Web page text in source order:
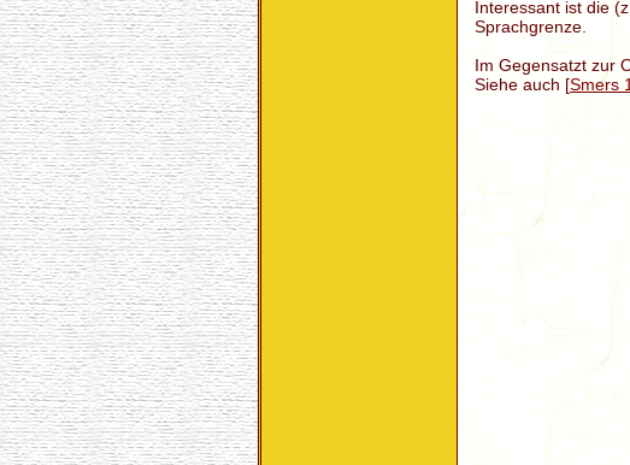
Interessant ist die
Sprachgrenze.
Im Gegensatzt zur
Siehe auch [Smers